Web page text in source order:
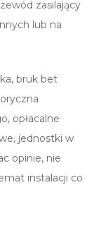
zasilający
lub na
bruk bet
opłacalne
jednostki w
opinie, nie
instalacji co